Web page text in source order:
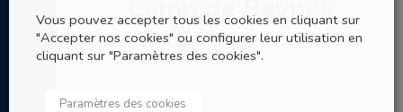
Camp de Beynes
Beynes
Vous pouvez accepter tous les cookies en cliquant sur
"Accepter nos cookies" ou configurer leur utilisation en
cliquant sur "Paramètres des cookies".
Paramètres des cookies